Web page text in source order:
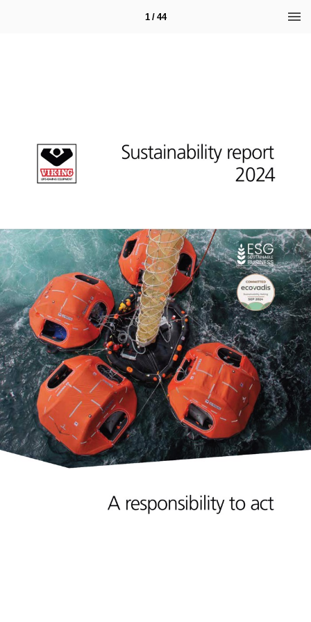
1 / 44